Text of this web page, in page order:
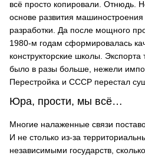
всё просто копировали. Отнюдь.
основе развития
разработки. Да после мощного
1980-м годам сформировалась
конструкторские школы. Экспорта
было в разы больше, нежели
Перестройка и СССР перестал
Юра, прости, мы всё…
Многие налаженные связи
И не столько из-за
независимыми государств,